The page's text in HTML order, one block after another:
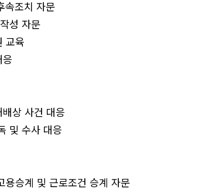
속조치 자문
성 자문
교육
응
상 사건 대응
및 수사 대응
용승계 및 근로조건 승계 자문